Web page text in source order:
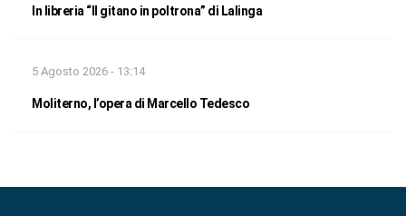
In libreria “Il gitano in poltrona” di Lalinga
5 Agosto 2026 - 13:14
Moliterno, l’opera di Marcello Tedesco